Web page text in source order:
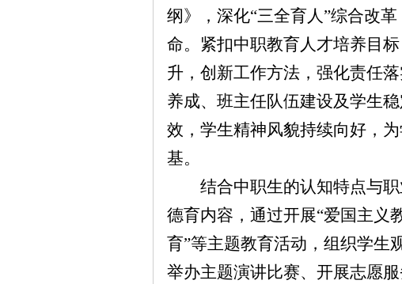
纲》，深化“三全育人”综合改革
命。紧扣中职教育人才培养目
升，创新工作方法，强化责任
养成、班主任队伍建设及学生
效，学生精神风貌持续向好，
基。
结合中职生的认知特点与
德育内容，通过开展“爱国主义
育”等主题教育活动，组织学生
举办主题演讲比赛、开展志愿